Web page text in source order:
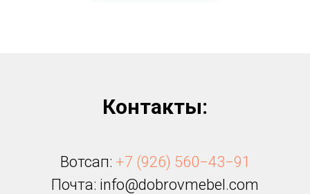
Контакты:
Вотсап: +7 (926) 560−43−91
Почта: info@dobrovmebel.com